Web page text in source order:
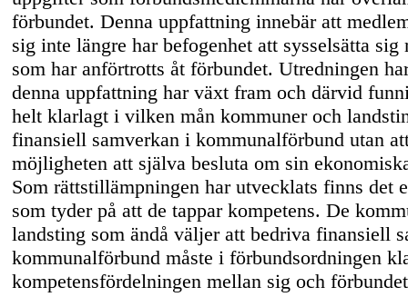
förbundet. Denna uppfattning innebär att
sig inte längre har befogenhet att sysselsätta sig
som har anförtrotts åt förbundet. Utredningen
denna uppfattning har växt fram och därvid
helt klarlagt i vilken mån kommuner och
finansiell samverkan i kommunalförbund utan
möjligheten att själva besluta om sin
Som rättstillämpningen har utvecklats finns det
som tyder på att de tappar kompetens. De
landsting som ändå väljer att bedriva finansiell
kommunalförbund måste i förbundsordningen
kompetensfördelningen mellan sig och